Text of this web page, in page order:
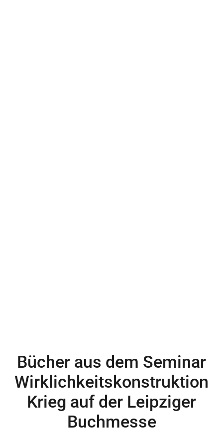
Bücher aus dem Seminar
Wirklichkeitskonstruktion
Krieg auf der Leipziger
Buchmesse